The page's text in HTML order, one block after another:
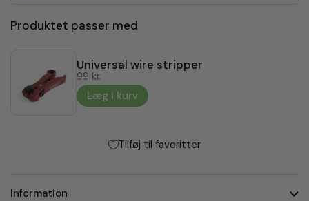
Produktet passer med
Universal wire stripper
99 kr.
Læg i kurv
Tilføj til favoritter
Information